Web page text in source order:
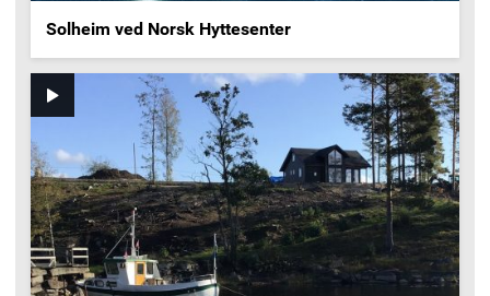
Solheim ved Norsk Hyttesenter
Video